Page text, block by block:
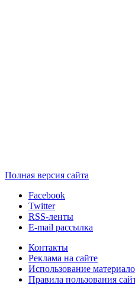
Полная версия сайта
Facebook
Twitter
RSS-ленты
E-mail рассылка
Контакты
Реклама на сайте
Использование
Правила пользования